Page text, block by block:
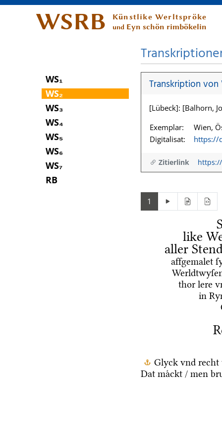
WSRB Künstlike Werltspröke
und Eyn schön rimbökelin
WS₁
WS₂
WS₃
WS₄
WS₅
WS₆
WS₇
RB
Transkription von
[Lübeck]: [Balhorn,
Exemplar:
Wien,
Digitalisat:
https://
Zitierlink
1
like
aller
affgemalet
thor lere
in
Glyck vnd recht
Dat maͤckt / men